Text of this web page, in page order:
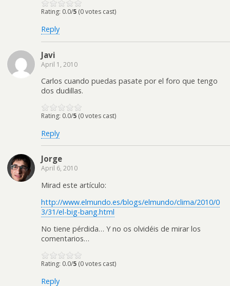
Rating: 0.0/5 (0 votes cast)
Reply
Javi
April 1, 2010
Carlos cuando puedas pasate por el foro que tengo
dos dudillas.
Rating: 0.0/5 (0 votes cast)
Reply
Jorge
April 6, 2010
Mirad este artículo:
http://www.elmundo.es/blogs/elmundo/clima/2010/0
3/31/el-big-bang.html
No tiene pérdida… Y no os olvidéis de mirar los
comentarios…
Rating: 0.0/5 (0 votes cast)
Reply